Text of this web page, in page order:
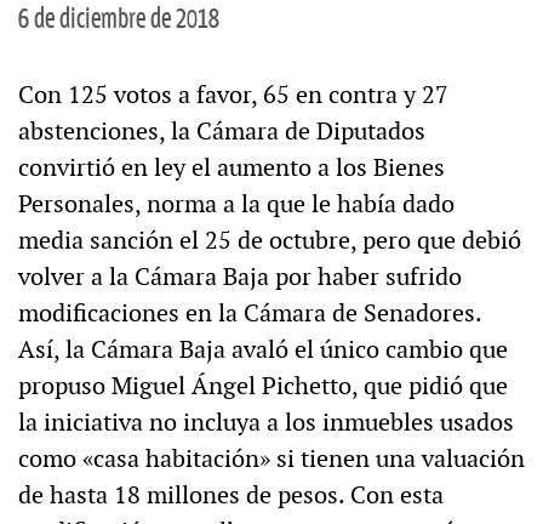
6 de diciembre de 2018
Con 125 votos a favor, 65 en contra y 27
abstenciones, la Cámara de Diputados
convirtió en ley el aumento a los Bienes
Personales, norma a la que le había dado
media sanción el 25 de octubre, pero que debió
volver a la Cámara Baja por haber sufrido
modificaciones en la Cámara de Senadores.
Así, la Cámara Baja avaló el único cambio que
propuso Miguel Ángel Pichetto, que pidió que
la iniciativa no incluya a los inmuebles usados
como «casa habitación» si tienen una valuación
de hasta 18 millones de pesos. Con esta